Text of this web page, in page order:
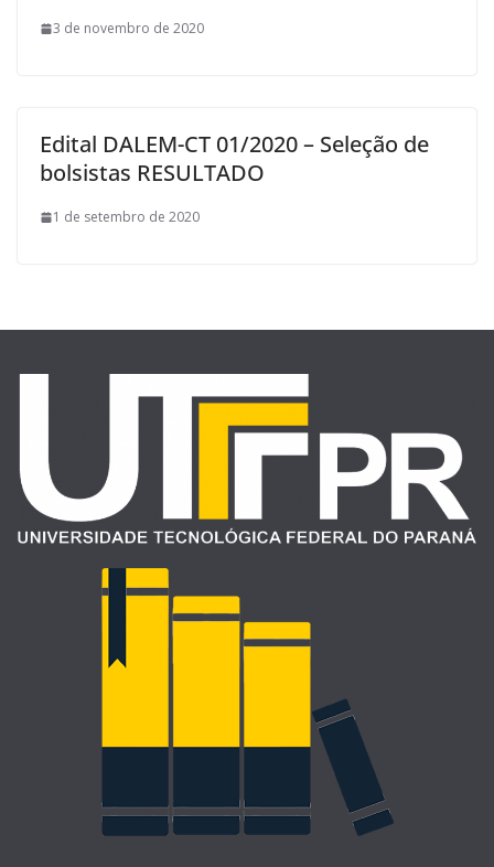
3 de novembro de 2020
Edital DALEM-CT 01/2020 – Seleção de
bolsistas RESULTADO
1 de setembro de 2020